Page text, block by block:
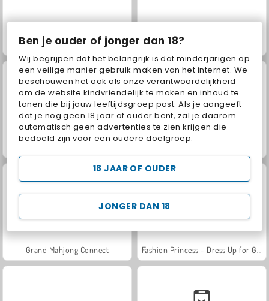
Ben je ouder of jonger dan 18?
Wij begrijpen dat het belangrijk is dat minderjarigen op
een veilige manier gebruik maken van het internet. We
beschouwen het ook als onze verantwoordelijkheid
om de website kindvriendelijk te maken en inhoud te
tonen die bij jouw leeftijdsgroep past. Als je aangeeft
dat je nog geen 18 jaar of ouder bent, zal je daarom
automatisch geen advertenties te zien krijgen die
bedoeld zijn voor een oudere doelgroep.
JONGER DAN 18
18 JAAR OF OUDER
Juice Merge Jewel Garden Story
Grand Mahjong Connect